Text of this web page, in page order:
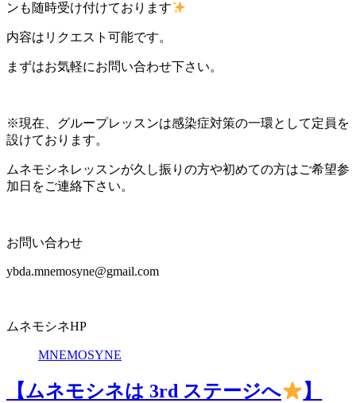
ンも随時受け付けております
内容はリクエスト可能です。
まずはお気軽にお問い合わせ下さい。
※現在、グループレッスンは感染症対策の一環として定員を
設けております。
ムネモシネレッスンが久し振りの方や初めての方はご希望参
加日をご連絡下さい。
お問い合わせ
ybda.mnemosyne@gmail.com
ムネモシネHP
MNEMOSYNE
【ムネモシネは 3rd ステージへ 】